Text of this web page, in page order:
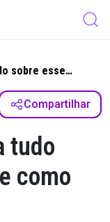
sobre esse
Compartilhar
tudo
como